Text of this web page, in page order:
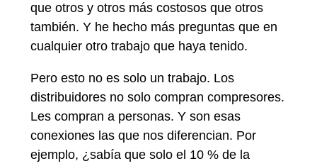
que otros y otros más costosos que otros
también. Y he hecho más preguntas que en
cualquier otro trabajo que haya tenido.
Pero esto no es solo un trabajo. Los
distribuidores no solo compran compresores.
Les compran a personas. Y son esas
conexiones las que nos diferencian. Por
ejemplo, ¿sabía que solo el 10 % de la